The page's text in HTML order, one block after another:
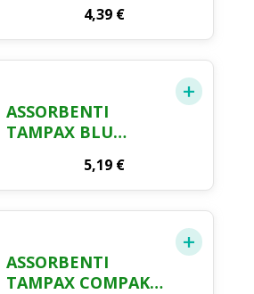
4,39 €
ASSORBENTI
TAMPAX BLU
5,19 €
ASSORBENTI
TAMPAX COMPAK